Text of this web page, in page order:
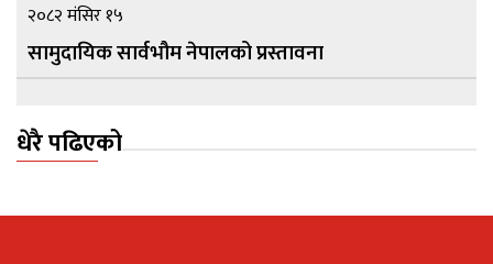
२०८२ मंसिर १५
सामुदायिक सार्वभौम नेपालको प्रस्तावना
धेरै पढिएको